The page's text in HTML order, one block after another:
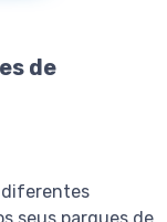
de
diferentes